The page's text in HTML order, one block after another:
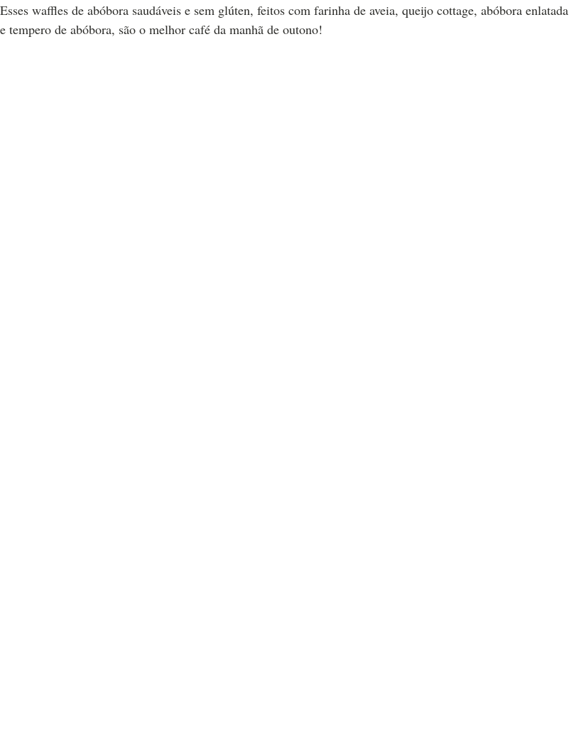
Esses waffles de abóbora saudáveis ​​e sem glúten, feitos com farinha de aveia, queijo cottage, abóbora enlatada
e tempero de abóbora, são o melhor café da manhã de outono!